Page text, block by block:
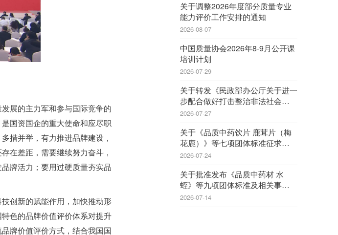
展的主力军和参与国际竞争的
国资国企的重大使命和应尽职
措并举，有力推进品牌建设，
在差距，需要继续努力奋斗，
牌活力；要用过硬质量夯实品
创新的赋能作用，加快推动形
色的品牌价值评价体系对提升
牌价值评价方式，结合我国国
关于调整2026年度部分质量专业
能力评价工作安排的通知
2026-08-07
中国质量协会2026年8-9月公开课
培训计划
2026-07-29
关于转发《民政部办公厅关于进一
步配合做好打击整治非法社会组织
工作的通知》的通知
2026-07-27
关于《品质中药饮片 鹿茸片（梅
花鹿）》等七项团体标准征求意见
的函
2026-07-24
关于批准发布《品质中药材 水
蛭》等九项团体标准及相关事宜的
公告
2026-07-14